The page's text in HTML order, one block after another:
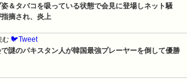
＆タバコを吸っている状態で会見に登場しネット騒
摘され、炎上
む 🐦Tweet
で謎のパキスタン人が韓国最強プレーヤーを倒して優勝